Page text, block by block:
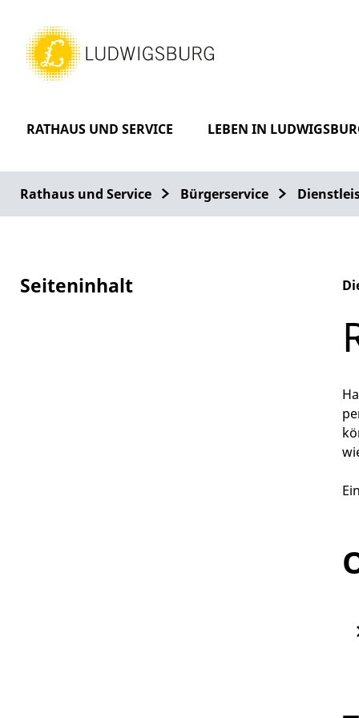
RATHAUS UND SERVICE LEBEN IN
Rathaus und Service Bürgerservice
Seiteninhalt